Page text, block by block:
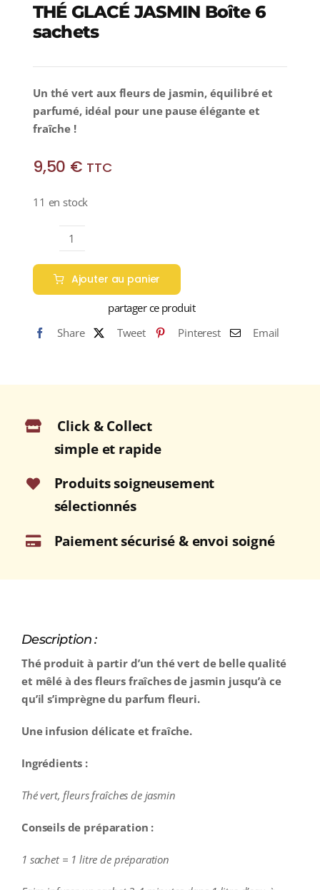
THÉ GLACÉ JASMIN Boîte 6
sachets
Un thé vert aux fleurs de jasmin, équilibré et
parfumé, idéal pour une pause élégante et
fraîche !
9,50 € TTC
11 en stock
quantité
de
THÉ
GLACÉ
Boîte
Ajouter au panier
partager ce produit
Share
Tweet Pinterest Email
Click & Collect
simple et rapide
Produits soigneusement
sélectionnés
Paiement sécurisé & envoi soigné
Description :
Thé produit à partir d’un thé vert de belle qualité
et mêlé à des fleurs fraîches de jasmin jusqu’à ce
qu’il s’imprègne du parfum fleuri.
Une infusion délicate et fraîche.
Ingrédients :
Thé vert, fleurs fraîches de jasmin
Conseils de préparation :
1 sachet = 1 litre de préparation